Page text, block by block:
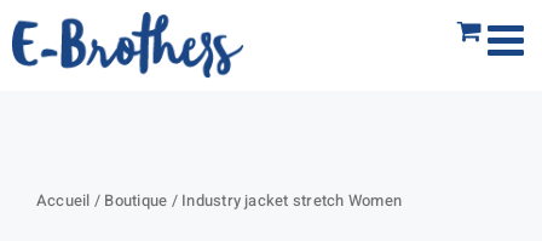
Passer
au
Accueil / Boutique / Industry jacket stretch Women